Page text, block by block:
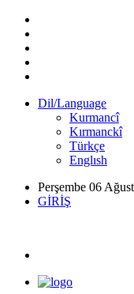
Dil/Language
Kurmancî
Kırmanckî
Türkçe
Englısh
Perşembe 06
GİRİŞ